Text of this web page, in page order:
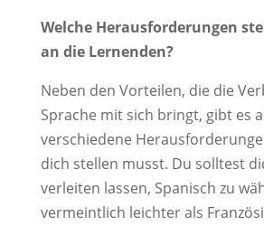
Welche Herausforderungen
an die Lernenden?
Neben den Vorteilen, die die
Sprache mit sich bringt, gibt es
verschiedene
dich stellen musst. Du solltest
verleiten lassen, Spanisch zu
vermeintlich leichter als